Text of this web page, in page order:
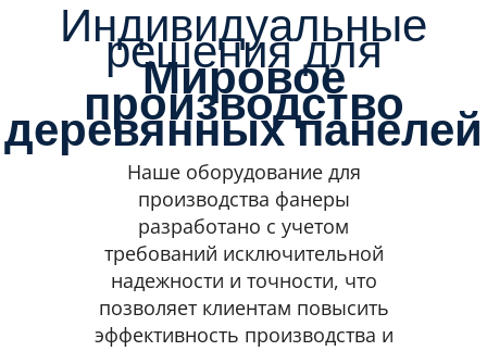
Индивидуальные
решения для
Мировое
производство
деревянных панелей
Наше оборудование для
производства фанеры
разработано с учетом
требований исключительной
надежности и точности, что
позволяет клиентам повысить
эффективность производства и